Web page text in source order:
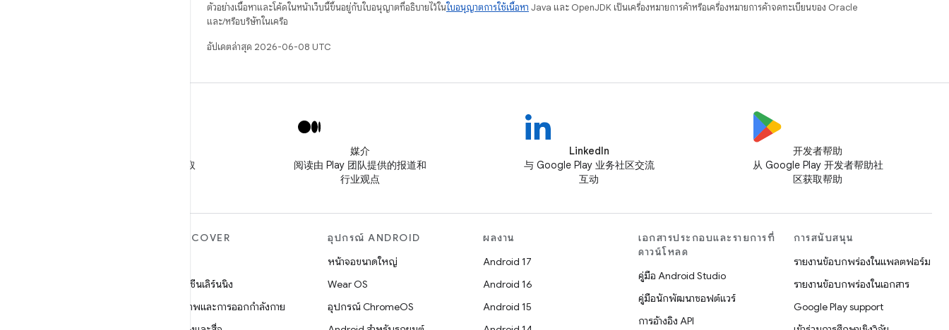
ตัวอย่างเนื้อหาและโค้ดในหน้าเว็บนี้ขึ้นอยู่กับใบอนุญาตที่อธิบายไว้ในใบอนุญาตการใช้เนื้อหา Java และ OpenJDK เป็นเครื่องหมายการค้าหรือเครื่องหมายการค้าจดทะเบียนของ Oracle
และ/หรือบริษัทในเครือ
อัปเดตล่าสุด 2026-06-08 UTC
关注 @GooglePlayBiz，获取
媒介
阅读由 Play 团队提供的报道和
行业观点
LinkedIn
与 Google Play 业务社区交流
互动
开发者帮助
从 Google Play 开发者帮助社
区获取帮助
DISCOVER
แมชชีนเลิร์นนิง
สุขภาพและการออกกำลังกาย
อุปกรณ์ ANDROID
หน้าจอขนาดใหญ่
Wear OS
อุปกรณ์ ChromeOS
ผลงาน
Android 17
Android 16
Android 15
เอกสารประกอบและรายการที่
ดาวน์โหลด
คู่มือ Android Studio
คู่มือนักพัฒนาซอฟต์แวร์
การอ้างอิง API
การสนับสนุน
รายงานข้อบกพร่องในแพลตฟอร์ม
รายงานข้อบกพร่องในเอกสาร
Google Play support